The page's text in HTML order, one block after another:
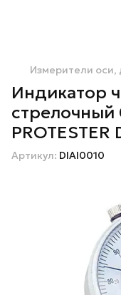
Измерители оси,
Индикaтop
PROTESTER
Артикул: DIAI0010